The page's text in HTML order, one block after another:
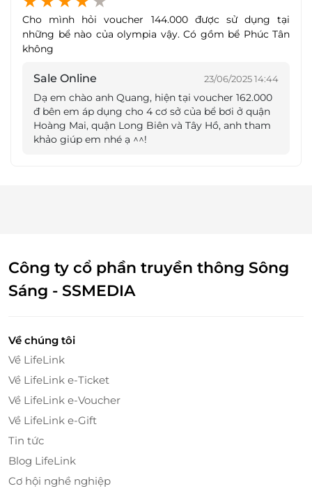
biệt là các hội viên yêu thích bơi lội đến từ các CLB
bơi lội chuyên nghiệp.
Hệ thống các bể bơi có mái che hiện đại, giúp bạn
yên tâm bơi lội không sợ nắng, không gian bể rộng,
em, khu gửi đồ, tắm tráng rộng rãi, bạn có thể hoàn
toàn yên tâm với chất lượng nước được xử lý theo
công nghệ tiên tiến của Nhật Bản.
Cho mình hỏi voucher 144.000 được sử dụng tại
những bể nào của olympia vậy. Có gồm bể Phúc Tân
không
Sale Online 23/06/2025 14:44
Dạ em chào anh Quang, hiện tại voucher 162.000
đ bên em áp dụng cho 4 cơ sở của bể bơi ở quận
Hoàng Mai, quận Long Biên và Tây Hồ, anh tham
khảo giúp em nhé ạ ^^!
Công ty cổ phần truyền thông Sông
Sáng - SSMEDIA
Về chúng tôi
Về LifeLink
Về LifeLink e-Ticket
Về LifeLink e-Voucher
Về LifeLink e-Gift
Tin tức
Blog LifeLink
Cơ hội nghề nghiệp